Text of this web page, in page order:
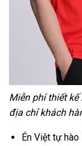
Miễn phí thiết
địa chỉ khách
Én Việt tự